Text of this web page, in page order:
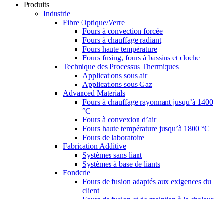
Produits
Industrie
Fibre Optique/Verre
Fours à convection forcée
Fours à chauffage radiant
Fours haute température
Fours fusing, fours à bassins et cloche
Technique des Processus Thermiques
Applications sous air
Applications sous Gaz
Advanced Materials
Fours à chauffage rayonnant jusqu’à 1400
°C
Fours à convexion d’air
Fours haute température jusqu’à 1800 °C
Fours de laboratoire
Fabrication Additive
Systèmes sans liant
Systèmes à base de liants
Fonderie
Fours de fusion adaptés aux exigences du
client